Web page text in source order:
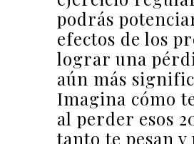
podrás
efectos de los
lograr una
aún más
Imagina cómo
al perder esos
tanto te pesan y